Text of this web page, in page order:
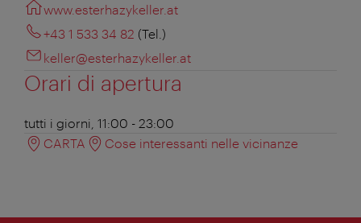
www.esterhazykeller.at
+43 1 533 34 82 (Tel.)
keller@esterhazykeller.at
Orari di apertura
tutti i giorni, 11:00 - 23:00
CARTA
Cose interessanti nelle vicinanze